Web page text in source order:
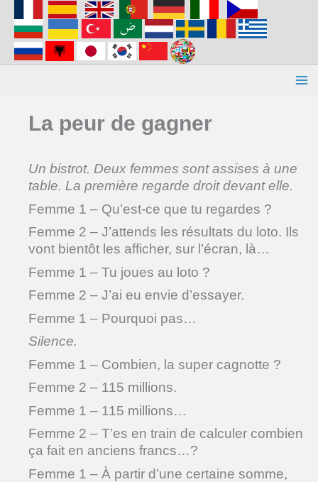
contenu
La peur de gagner
Un bistrot. Deux femmes sont assises à une
table. La première regarde droit devant elle.
Femme 1 – Qu’est-ce que tu regardes ?
Femme 2 – J’attends les résultats du loto. Ils
vont bientôt les afficher, sur l’écran, là…
Femme 1 – Tu joues au loto ?
Femme 2 – J’ai eu envie d’essayer.
Femme 1 – Pourquoi pas…
Silence.
Femme 1 – Combien, la super cagnotte ?
Femme 2 – 115 millions.
Femme 1 – 115 millions…
Femme 2 – T’es en train de calculer combien
ça fait en anciens francs…?
Femme 1 – À partir d’une certaine somme,